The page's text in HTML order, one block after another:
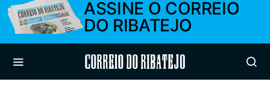
ASSINE O CORREIO
DO RIBATEJO
Correio do Ribatejo